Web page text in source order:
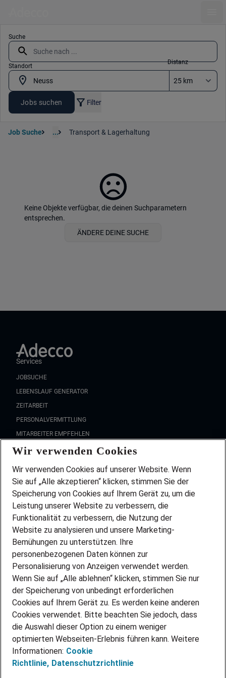
Suche
Standort
Distanz
Jobs suchen Filter
Job Suche ... Transport & Lagerhaltung
Keine Objekte verfügbar, die deinen Suchparametern
entsprechen.
ÄNDERE DEINE SUCHE
Services
JOBSUCHE
LEBENSLAUF GENERATOR
ZEITARBEIT
PERSONALVERMITTLUNG
MITARBEITER EMPFEHLEN
FAQ
Wir stellen ein!
DEINE BERUFSGRUPPE
DEINE LEBENSSITUATION
PARTNERSHIP WITH AIRBUS
INITIATIV BEWERBEN
ÜBER UNS
STANDORTE
BLOG
PRESSE
KONTAKT
@Adecco 2026
IMPRESSUM
DATENSCHUTZ
Wir verwenden Cookies
Wir verwenden Cookies auf unserer Website. Wenn
Sie auf „Alle akzeptieren“ klicken, stimmen Sie der
Speicherung von Cookies auf Ihrem Gerät zu, um die
Leistung unserer Website zu verbessern, die
Funktionalität zu verbessern, die Nutzung der
Website zu analysieren und unsere Marketing-
Bemühungen zu unterstützen. Ihre
personenbezogenen Daten können zur
Personalisierung von Anzeigen verwendet werden.
Wenn Sie auf „Alle ablehnen“ klicken, stimmen Sie nur
der Speicherung von unbedingt erforderlichen
Cookies auf Ihrem Gerät zu. Es werden keine anderen
Cookies verwendet. Bitte beachten Sie jedoch, dass
die Auswahl dieser Option zu einem weniger
optimierten Webseiten-Erlebnis führen kann. Weitere
Informationen: Cookie
Richtlinie, Datenschutzrichtlinie